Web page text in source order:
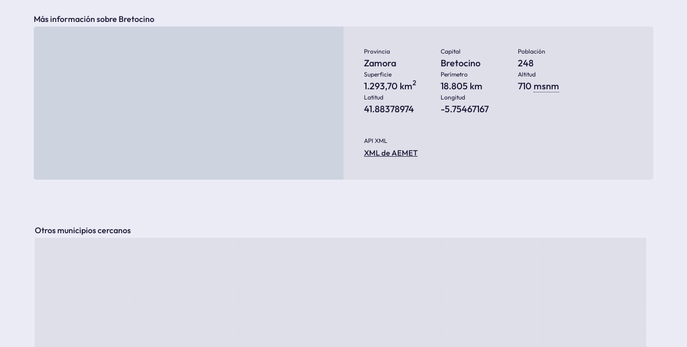
Más información sobre Bretocino
Provincia
Zamora
Capital
Bretocino
Población
248
Superficie
1.293,70 km2
Perímetro
18.805 km
Altitud
710 msnm
Latitud
41.88378974
Longitud
-5.75467167
API XML
XML de AEMET
Otros municipios cercanos